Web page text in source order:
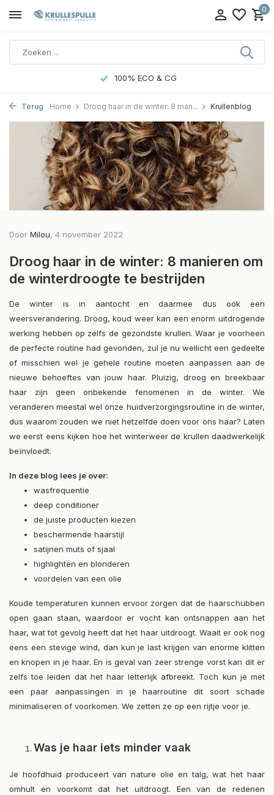
0
100% ECO & CG
Terug Home Droog haar in de winter: 8 man... Krullenblog
Door Milou, 4 november 2022
Droog haar in de winter: 8 manieren om
de winterdroogte te bestrijden
De winter is in aantocht en daarmee dus ook een
weersverandering. Droog, koud weer kan een enorm uitdrogende
werking hebben op zelfs de gezondste krullen. Waar je voorheen
de perfecte routine had gevonden, zul je nu wellicht een gedeelte
of misschien wel je gehele routine moeten aanpassen aan de
nieuwe behoeftes van jouw haar. Pluizig, droog en breekbaar
haar zijn geen onbekende fenomenen in de winter. We
veranderen meestal wel onze huidverzorgingsroutine in de winter,
dus waarom zouden we niet hetzelfde doen voor ons haar? Laten
we eerst eens kijken hoe het winterweer de krullen daadwerkelijk
beïnvloedt.
In deze blog lees je over:
wasfrequentie
deep conditioner
de juiste producten kiezen
beschermende haarstijl
satijnen muts of sjaal
highlighten en blonderen
voordelen van een olie
Koude temperaturen kunnen ervoor zorgen dat de haarschubben
open gaan staan, waardoor er vocht kan ontsnappen aan het
haar, wat tot gevolg heeft dat het haar uitdroogt. Waait er ook nog
eens een stevige wind, dan kun je last krijgen van enorme klitten
en knopen in je haar. En is geval van zeer strenge vorst kan dit er
zelfs toe leiden dat het haar letterlijk afbreekt. Toch kun je met
een paar aanpassingen in je haarroutine dit soort schade
minimaliseren of voorkomen. We zetten ze op een rijtje voor je.
Was je haar iets minder vaak
Je hoofdhuid produceert van nature olie en talg, wat het haar
omhult en voorkomt dat het uitdroogt. Een van de redenen